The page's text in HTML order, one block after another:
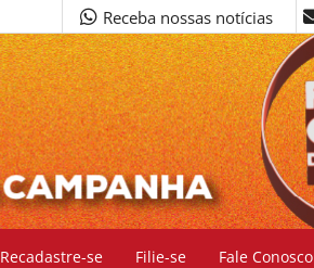
Receba nossas notícias
Recadastre-se Filie-se Fale Conosco